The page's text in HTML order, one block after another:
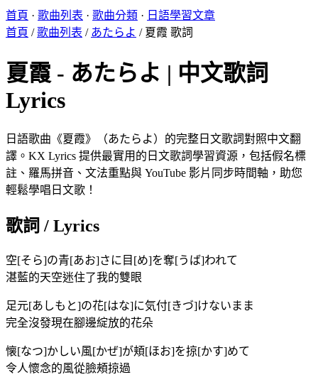
首頁 · 歌曲列表 · 歌曲分類 · 日語學習文章
首頁 /歌曲列表 / あたらよ / 夏霞 歌詞
夏霞 - あたらよ | 中文歌詞
Lyrics
日語歌曲《夏霞》（あたらよ）的完整日文歌詞對照中文翻
譯。KX Lyrics 提供最實用的日文歌詞學習資源，包括假名標
註、羅馬拼音、文法重點與 YouTube 影片同步時間軸，助您
輕鬆學唱日文歌！
歌詞 / Lyrics
空[そら]の青[あお]さに目[め]を奪[うば]われて
湛藍的天空迷住了我的雙眼
足元[あしもと]の花[はな]に気付[きづ]けないまま
完全沒發現在腳邊綻放的花朵
懐[なつ]かしい風[かぜ]が頬[ほお]を掠[かす]めて
令人懷念的風從臉頰掠過